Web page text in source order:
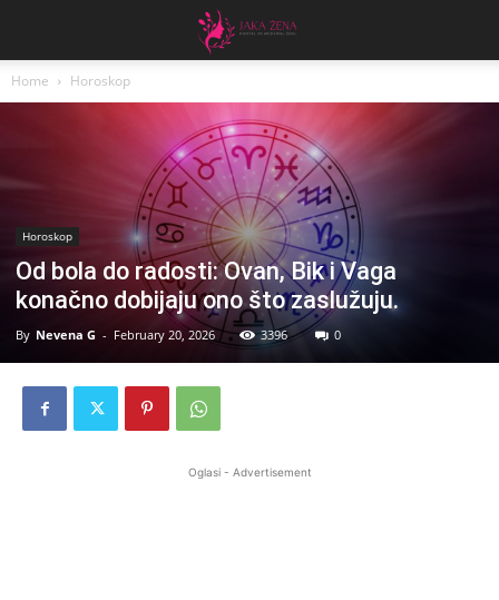
Home Horoskop
Horoskop
Od bola do radosti: Ovan, Bik i Vaga
konačno dobijaju ono što zaslužuju.
By Nevena G - February 20, 2026 3396 0
Oglasi - Advertisement